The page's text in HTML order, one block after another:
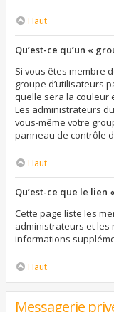
Haut
Qu’est-ce qu’un «
Si vous êtes membre
groupe d’utilisateurs
quelle sera la couleur
Les administrateurs
vous-même votre
panneau de contrôle
Haut
Qu’est-ce que le lien
Cette page liste les
administrateurs et les
informations
Haut
Messagerie